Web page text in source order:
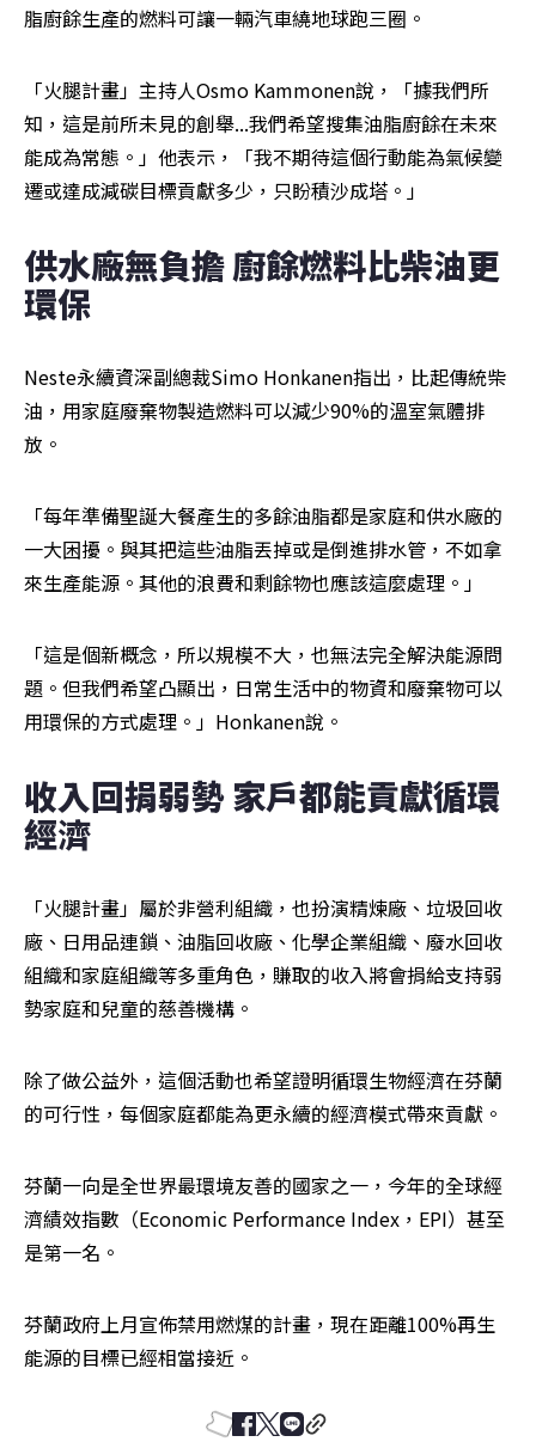
脂廚餘生產的燃料可讓一輛汽車繞地球跑三圈。
「火腿計畫」主持人Osmo Kammonen說，「據我們所
知，這是前所未見的創舉...我們希望搜集油脂廚餘在未來
能成為常態。」他表示，「我不期待這個行動能為氣候變
遷或達成減碳目標貢獻多少，只盼積沙成塔。」
供水廠無負擔 廚餘燃料比柴油更
環保
Neste永續資深副總裁Simo Honkanen指出，比起傳統柴
油，用家庭廢棄物製造燃料可以減少90%的溫室氣體排
放。
「每年準備聖誕大餐產生的多餘油脂都是家庭和供水廠的
一大困擾。與其把這些油脂丟掉或是倒進排水管，不如拿
來生產能源。其他的浪費和剩餘物也應該這麼處理。」
「這是個新概念，所以規模不大，也無法完全解決能源問
題。但我們希望凸顯出，日常生活中的物資和廢棄物可以
用環保的方式處理。」Honkanen說。
收入回捐弱勢 家戶都能貢獻循環
經濟
「火腿計畫」屬於非營利組織，也扮演精煉廠、垃圾回收
廠、日用品連鎖、油脂回收廠、化學企業組織、廢水回收
組織和家庭組織等多重角色，賺取的收入將會捐給支持弱
勢家庭和兒童的慈善機構。
除了做公益外，這個活動也希望證明循環生物經濟在芬蘭
的可行性，每個家庭都能為更永續的經濟模式帶來貢獻。
芬蘭一向是全世界最環境友善的國家之一，今年的全球經
濟績效指數（Economic Performance Index，EPI）甚至
是第一名。
芬蘭政府上月宣佈禁用燃煤的計畫，現在距離100%再生
能源的目標已經相當接近。